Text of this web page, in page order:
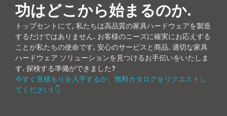
功はどこから始まるのか.
トップセントにて, 私たちは高品質の家具ハードウェアを製造
するだけではありません. お客様のニーズに確実にお応えする
ことが私たちの使命です, 安心のサービスと商品. 適切な家具
ハードウェア ソリューションを見つけるお手伝いをいたしま
す. 探検する準備ができました?
今すぐ見積もりを入手するか、無料カタログをリクエストし
てください! 👇